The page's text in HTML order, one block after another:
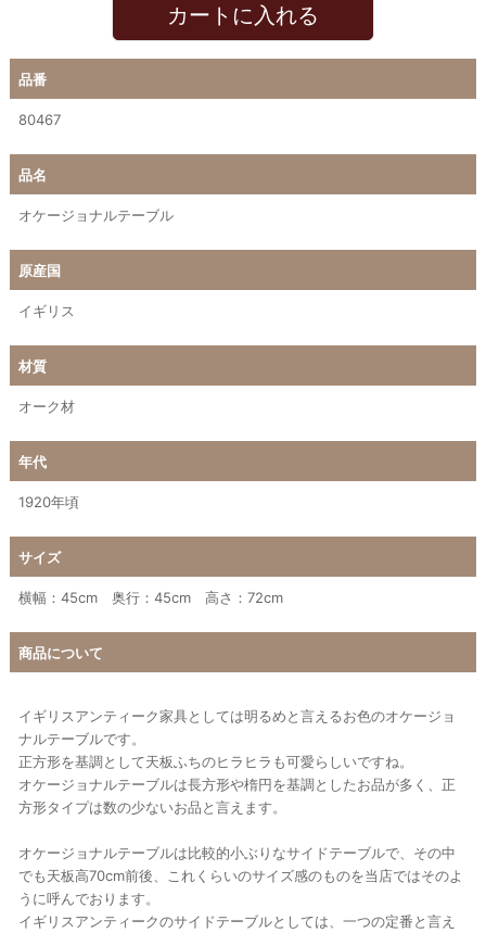
カートに入れる
品番
80467
品名
オケージョナルテーブル
原産国
イギリス
材質
オーク材
年代
1920年頃
サイズ
横幅：45cm 奥行：45cm 高さ：72cm
商品について
イギリスアンティーク家具としては明るめと言えるお色のオケージョ
ナルテーブルです。
正方形を基調として天板ふちのヒラヒラも可愛らしいですね。
オケージョナルテーブルは長方形や楕円を基調としたお品が多く、正
方形タイプは数の少ないお品と言えます。
オケージョナルテーブルは比較的小ぶりなサイドテーブルで、その中
でも天板高70cm前後、これくらいのサイズ感のものを当店ではそのよ
うに呼んでおります。
イギリスアンティークのサイドテーブルとしては、一つの定番と言え